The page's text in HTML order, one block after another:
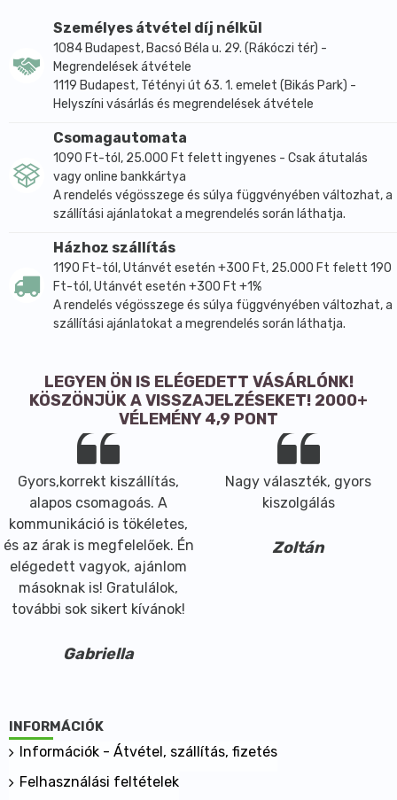
étkezés közben vagy után, naponta 2-3 csészényit.
Személyes átvétel díj nélkül
1084 Budapest, Bacsó Béla u. 29. (Rákóczi tér) -
Megrendelések átvétele
1119 Budapest, Tétényi út 63. 1. emelet (Bikás Park) -
Helyszíni vásárlás és megrendelések átvétele
Csomagautomata
1090 Ft-tól, 25.000 Ft felett ingyenes - Csak átutalás
vagy online bankkártya
A rendelés végösszege és súlya függvényében változhat, a
szállítási ajánlatokat a megrendelés során láthatja.
Házhoz szállítás
1190 Ft-tól, Utánvét esetén +300 Ft, 25.000 Ft felett 190
Ft-tól, Utánvét esetén +300 Ft +1%
A rendelés végösszege és súlya függvényében változhat, a
szállítási ajánlatokat a megrendelés során láthatja.
LEGYEN ÖN IS ELÉGEDETT VÁSÁRLÓNK!
KÖSZÖNJÜK A VISSZAJELZÉSEKET! 2000+
VÉLEMÉNY 4,9 PONT
Gyors,korrekt kiszállítás,
alapos csomagoás. A
kommunikáció is tökéletes,
és az árak is megfelelőek. Én
elégedett vagyok, ajánlom
másoknak is! Gratulálok,
további sok sikert kívánok!
Gabriella
Nagy választék, gyors
kiszolgálás
Zoltán
INFORMÁCIÓK
Információk - Átvétel, szállítás, fizetés
Felhasználási feltételek